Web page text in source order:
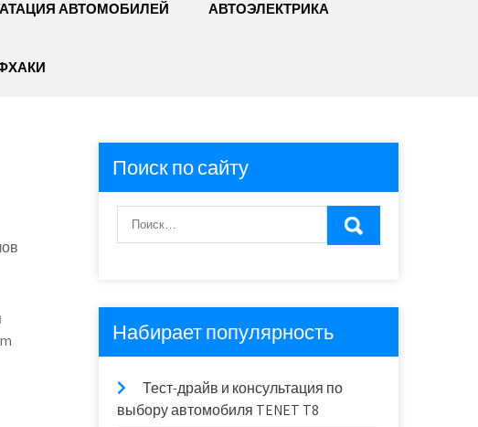
АВТОМОБИЛЕЙ АВТОЭЛЕКТРИКА
Поиск по сайту
Набирает популярность
Тест-драйв и консультация по
выбору автомобиля TENET T8